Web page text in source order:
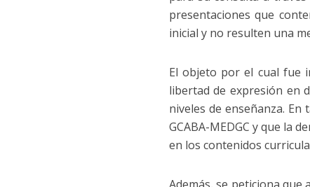
presentaciones que
inicial y no resulten una
El objeto por el cual fue
libertad de expresión en
niveles de enseñanza.
GCABA-MEDGC y que la
en los contenidos